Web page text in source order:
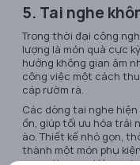
5. Tai nghe
Trong thời đại công
lượng là món quà cực
hưởng không gian âm
công việc một cách
cáp rườm rà.
Các dòng tai nghe
ồn, giúp tối ưu hóa trải
ào. Thiết kế nhỏ gọn,
thành một món phụ